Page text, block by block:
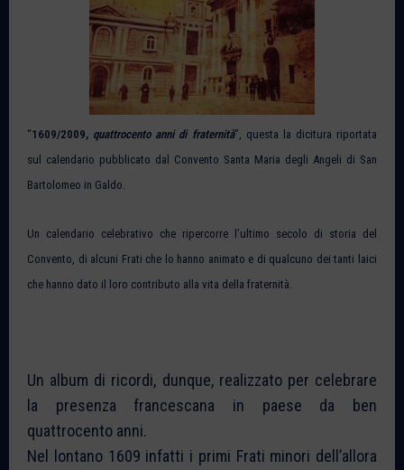
“1609/2009, quattrocento anni di fraternità”, questa la dicitura riportata
sul calendario pubblicato dal Convento Santa Maria degli Angeli di San
Bartolomeo in Galdo.
Un calendario celebrativo che ripercorre l’ultimo secolo di storia del
Convento, di alcuni Frati che lo hanno animato e di qualcuno dei tanti laici
che hanno dato il loro contributo alla vita della fraternità.
Un album di ricordi, dunque, realizzato per celebrare
la presenza francescana in paese da ben
quattrocento anni.
Nel lontano 1609 infatti i primi Frati minori dell’allora